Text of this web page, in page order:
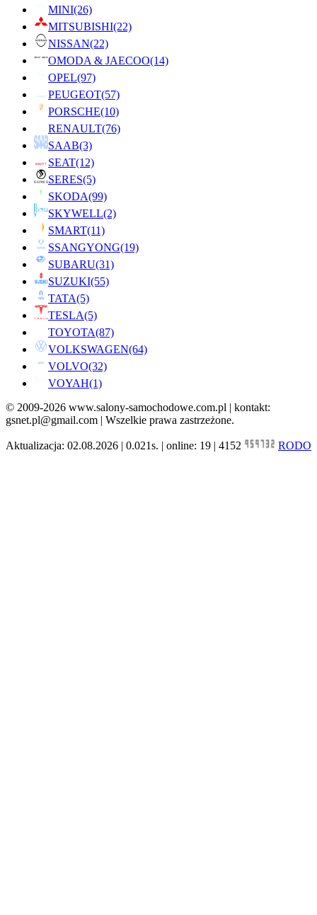
MINI(26)
MITSUBISHI(22)
NISSAN(22)
OMODA & JAECOO(14)
OPEL(97)
PEUGEOT(57)
PORSCHE(10)
RENAULT(76)
SAAB(3)
SEAT(12)
SERES(5)
SKODA(99)
SKYWELL(2)
SMART(11)
SSANGYONG(19)
SUBARU(31)
SUZUKI(55)
TATA(5)
TESLA(5)
TOYOTA(87)
VOLKSWAGEN(64)
VOLVO(32)
VOYAH(1)
© 2009-2026 www.salony-samochodowe.com.pl | kontakt:
gsnet.pl@gmail.com | Wszelkie prawa zastrzeżone.
Aktualizacja: 02.08.2026 | 0.021s. | online: 19 | 4152 RODO